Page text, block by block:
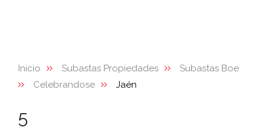
Inicio Subastas Propiedades
Subastas Boe
Celebrandose
Jaén
5